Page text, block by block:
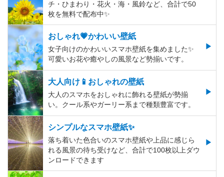
チ・ひまわり・花火・海・風鈴など、合計で50
枚を無料で配布中✨
おしゃれ💗かわいい壁紙
女子向けのかわいいスマホ壁紙を集めました✨
可愛いお花や癒やしの風景など勢揃いです。
大人向け📱おしゃれの壁紙
大人のスマホをおしゃれに飾れる壁紙が勢揃
い。クール系やガーリー系まで種類豊富です。
シンプルなスマホ壁紙✨
落ち着いた色合いのスマホ壁紙や上品に感じら
れる風景の待ち受けなど、合計で100枚以上ダウ
ンロードできます